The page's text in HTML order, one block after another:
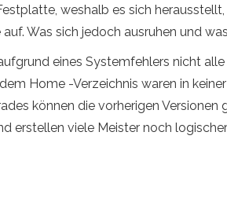
weshalb es sich
Was sich jedoch ausruhen und
eines Systemfehlers nicht
Home -Verzeichnis waren in
können die vorherigen
erstellen viele Meister noch